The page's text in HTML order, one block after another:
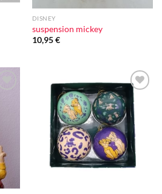
DISNEY
suspension mickey
10,95€
Ajouter
à la liste
d'envie